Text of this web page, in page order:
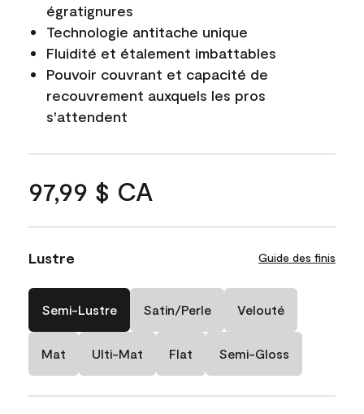
égratignures
Technologie antitache unique
Fluidité et étalement imbattables
Pouvoir couvrant et capacité de
recouvrement auxquels les pros
s'attendent
97,99 $ CA
Lustre Guide des finis
Semi-Lustre Satin/Perle Velouté
Mat Ulti-Mat Flat Semi-Gloss